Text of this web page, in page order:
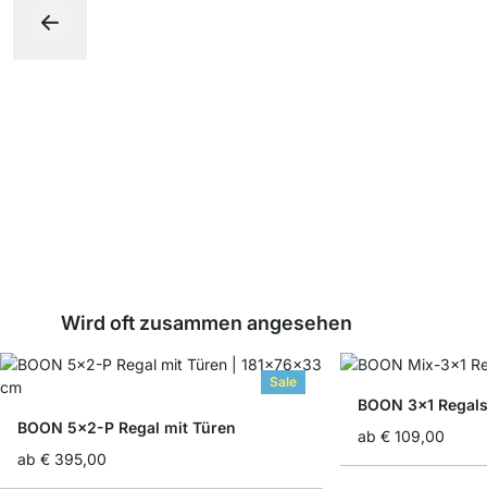
Wird oft zusammen angesehen
Sale
BOON 5x2-P Regal mit Türen
ab € 395,00
BOON 3x1
ab € 109,00